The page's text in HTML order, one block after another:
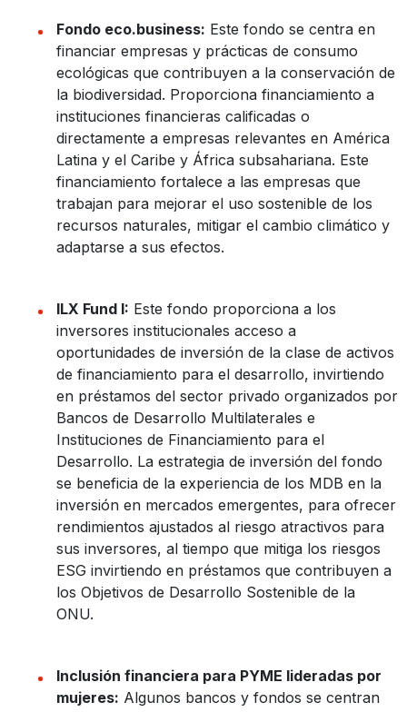
Fondo eco.business: Este fondo se centra en
financiar empresas y prácticas de consumo
ecológicas que contribuyen a la conservación de
la biodiversidad. Proporciona financiamiento a
instituciones financieras calificadas o
directamente a empresas relevantes en América
Latina y el Caribe y África subsahariana. Este
financiamiento fortalece a las empresas que
trabajan para mejorar el uso sostenible de los
recursos naturales, mitigar el cambio climático y
adaptarse a sus efectos.
ILX Fund I: Este fondo proporciona a los
inversores institucionales acceso a
oportunidades de inversión de la clase de activos
de financiamiento para el desarrollo, invirtiendo
en préstamos del sector privado organizados por
Bancos de Desarrollo Multilaterales e
Instituciones de Financiamiento para el
Desarrollo. La estrategia de inversión del fondo
se beneficia de la experiencia de los MDB en la
inversión en mercados emergentes, para ofrecer
rendimientos ajustados al riesgo atractivos para
sus inversores, al tiempo que mitiga los riesgos
ESG invirtiendo en préstamos que contribuyen a
los Objetivos de Desarrollo Sostenible de la
ONU.
Inclusión financiera para PYME lideradas por
mujeres: Algunos bancos y fondos se centran